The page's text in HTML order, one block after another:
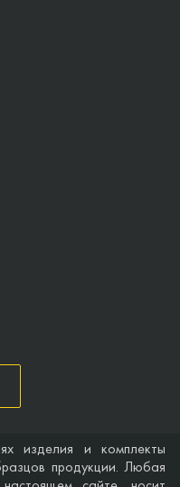
изделия и комплекты
продукции. Любая